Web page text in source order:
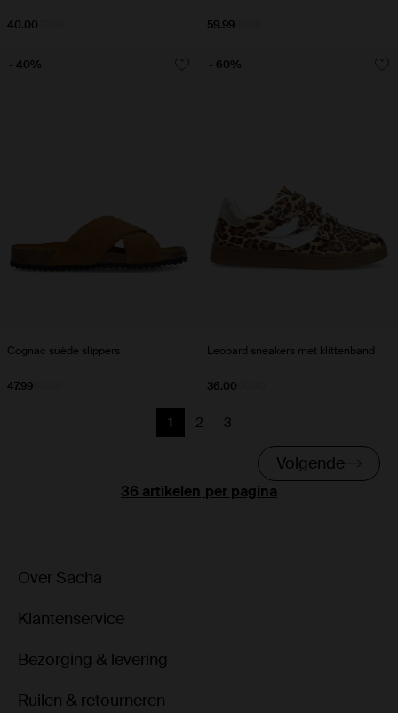
40.00 59.99
Cognac suède slippers
47.99
- 40%
Leopard sneakers met klittenband
36.00
- 60%
per pagina
Huidige pagina
1
Vorige
2
Vorige
3
Volgende
Over Sacha
Klantenservice
Bezorging & levering
Ruilen & retourneren